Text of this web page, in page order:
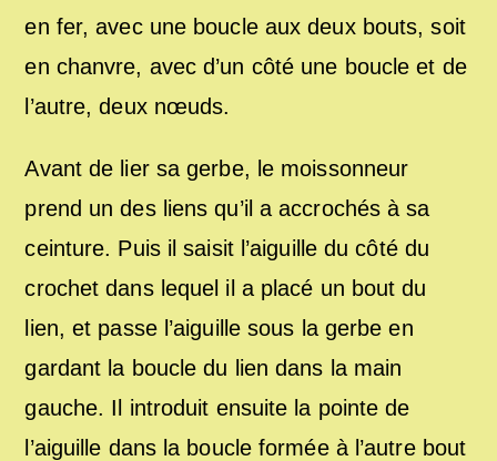
en fer, avec une boucle aux deux bouts, soit
en chanvre, avec d’un côté une boucle et de
l’autre, deux nœuds.
Avant de lier sa gerbe, le moissonneur
prend un des liens qu’il a accrochés à sa
ceinture. Puis il saisit l’aiguille du côté du
crochet dans lequel il a placé un bout du
lien, et passe l’aiguille sous la gerbe en
gardant la boucle du lien dans la main
gauche. Il introduit ensuite la pointe de
l’aiguille dans la boucle formée à l’autre bout